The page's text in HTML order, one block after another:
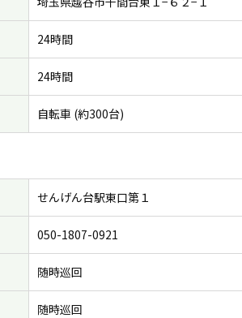
24時間
24時間
自転車 (約300台)
せんげん台駅東口第１
050-1807-0921
随時巡回
随時巡回